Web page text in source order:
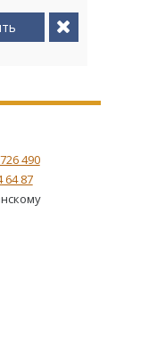
490
64 87